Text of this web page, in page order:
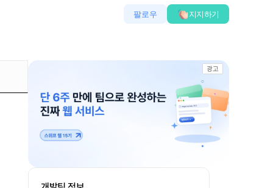
팔로우 지지하기
광고